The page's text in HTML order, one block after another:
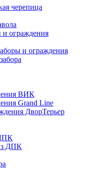
черепица
и ограждения
и ограждения
ВИК
Grand Line
ДворТерьер
ДПК